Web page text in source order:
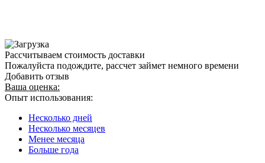
Рассчитываем стоимость доставки
Пожалуйста подождите, рассчет займет немного времени
Добавить отзыв
Ваша оценка:
Опыт использования:
Несколько дней
Несколько месяцев
Менее месяца
Больше года